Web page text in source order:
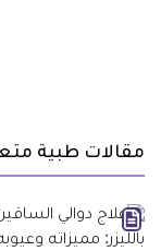
مقالات طبية